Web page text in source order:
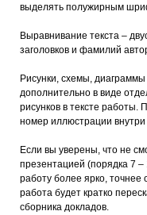
выделять полужирным
Выравнивание текста –
заголовков и фамилий
Рисунки, схемы,
дополнительно в виде
рисунков в тексте
номер иллюстрации
Если вы уверены, что не
презентацией (порядка 7
работу более ярко, точнее
работа будет кратко
сборника докладов.